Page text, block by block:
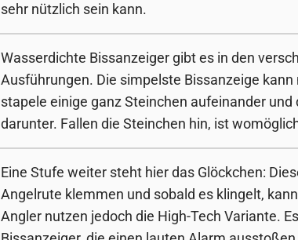
sehr nützlich sein kann.
Wasserdichte Bissanzeiger gibt es in den
Ausführungen. Die simpelste Bissanzeige
stapele einige ganz Steinchen aufeinander
darunter. Fallen die Steinchen hin, ist
Eine Stufe weiter steht hier das Glöckchen:
Angelrute klemmen und sobald es klingelt,
Angler nutzen jedoch die High-Tech Variante.